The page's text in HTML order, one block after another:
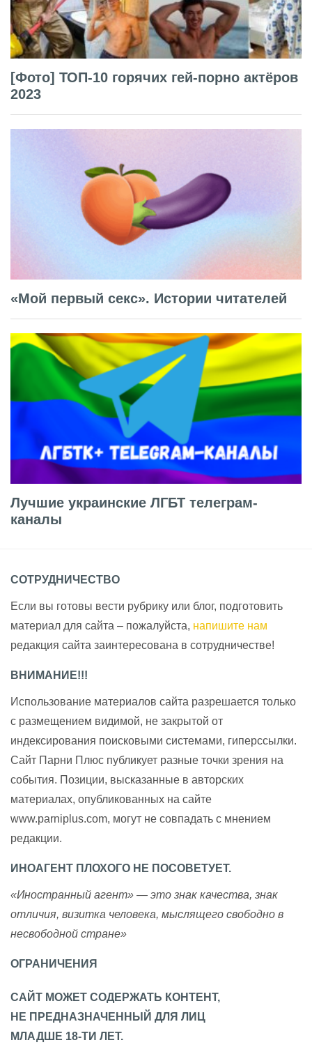
[Фото] ТОП-10 горячих гей-порно актёров
2023
«Мой первый секс». Истории читателей
Лучшие украинские ЛГБТ телеграм-
каналы
СОТРУДНИЧЕСТВО
Если вы готовы вести рубрику или блог, подготовить
материал для сайта – пожалуйста, напишите нам
редакция сайта заинтересована в сотрудничестве!
ВНИМАНИЕ!!!
Использование материалов сайта разрешается только
с размещением видимой, не закрытой от
индексирования поисковыми системами, гиперссылки.
Сайт Парни Плюс публикует разные точки зрения на
события. Позиции, высказанные в авторских
материалах, опубликованных на сайте
www.parniplus.com, могут не совпадать с мнением
редакции.
ИНОАГЕНТ ПЛОХОГО НЕ ПОСОВЕТУЕТ.
«Иностранный агент» — это знак качества, знак
отличия, визитка человека, мыслящего свободно в
несвободной стране»
ОГРАНИЧЕНИЯ
САЙТ МОЖЕТ СОДЕРЖАТЬ КОНТЕНТ,
НЕ ПРЕДНАЗНАЧЕННЫЙ ДЛЯ ЛИЦ
МЛАДШЕ 18-ТИ ЛЕТ.